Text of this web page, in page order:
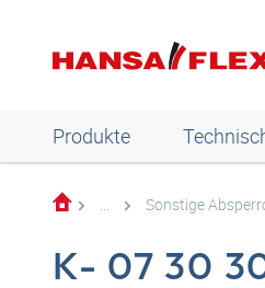
Produkte
... Sonstige
K- 07 30